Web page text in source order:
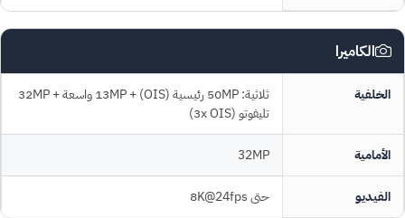
الكاميرا
الخلفية
ثلاثية: 50MP رئيسية (OIS) + 13MP واسعة + 32MP
تليفوتو (3x OIS)
الأمامية 32MP
الفيديو حتى 8K@24fps